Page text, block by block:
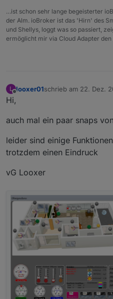
…ist schon sehr lange begeisterter
der Alm. ioBroker ist das 'Hirn' des
und Shellys, loggt was so passiert,
ermöglicht mir via Cloud Adapter den
L looxer01schrieb am 22. Dez.
zuletzt editiert von
Hi,
auch mal ein paar snaps
leider sind einige
trotzdem einen Eindruck
vG Looxer